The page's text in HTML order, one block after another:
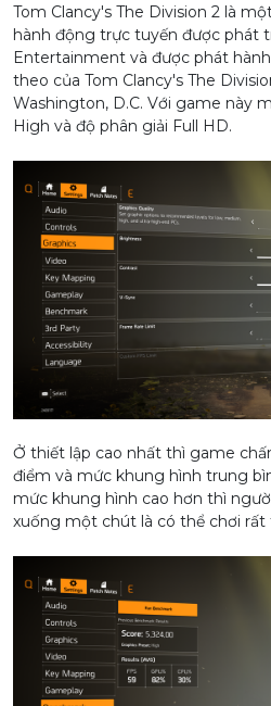
Tom Clancy's The Division 2 là
hành động trực tuyến được phát
Entertainment và được phát
theo của Tom Clancy's The
Washington, D.C. Với game này
High và độ phân giải Full HD.
Ở thiết lập cao nhất thì game
điểm và mức khung hình trung
mức khung hình cao hơn thì
xuống một chút là có thể chơi